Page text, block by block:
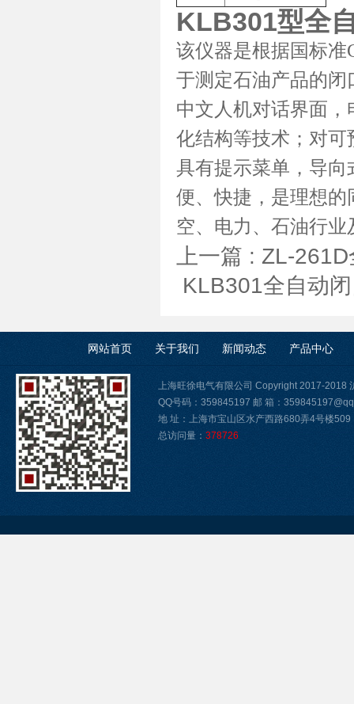
KLB301型全
该仪器是根据国标准
于测定石油产品的
中文人机对话界面
化结构等技术；对
具有提示菜单，导
便、快捷，是理想
空、电力、石油行
上一篇 : ZL-
KLB301全自动
网站首页 关于我们 新闻动态 产品中心
上海旺徐电气有限公司 Copyright 2017-2018
QQ号码：359845197 邮 箱：
地 址：上海市宝山区水产西路680弄4号楼509
总访问量： 378726